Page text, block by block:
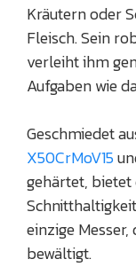
Kräutern oder
Fleisch. Sein
verleiht ihm
Aufgaben wie
Geschmiedet
X50CrMoV15
gehärtet, bietet
einzige
bewältigt.